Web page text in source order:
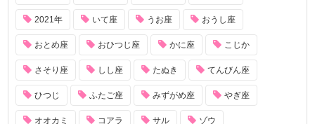
2021年 いて座 うお座 おうし座
おとめ座 おひつじ座 かに座 こじか
さそり座 しし座 たぬき てんびん座
ひつじ ふたご座 みずがめ座 やぎ座
オオカミ コアラ サル ゾウ